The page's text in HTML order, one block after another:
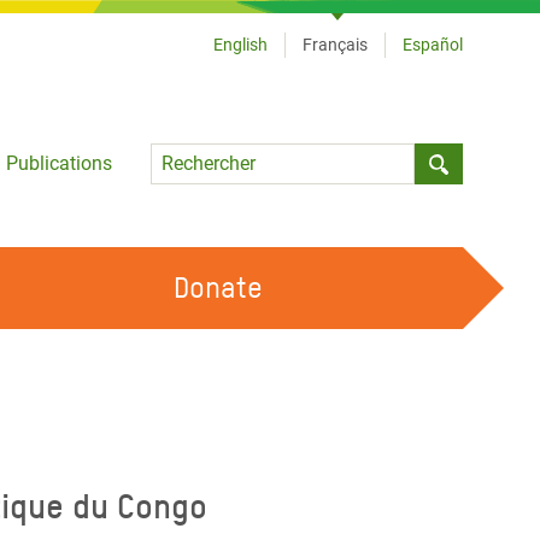
Publications
Language
English Français Español
Donate
du Congo